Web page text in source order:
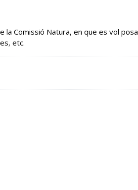
la Comissió Natura, en que es vol
etc.